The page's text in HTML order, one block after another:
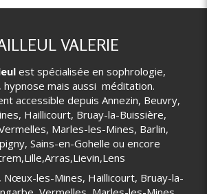
VALERIE
est spécialisée en sophrologie,
hypnose mais aussi méditation.
accessible depuis Annezin, Beuvry,
Haillicourt, Bruay-la-Buissière,
Marles-les-Mines, Barlin,
Sains-en-Gohelle ou encore
Nœux-les-Mines, Haillicourt, Bruay-la-